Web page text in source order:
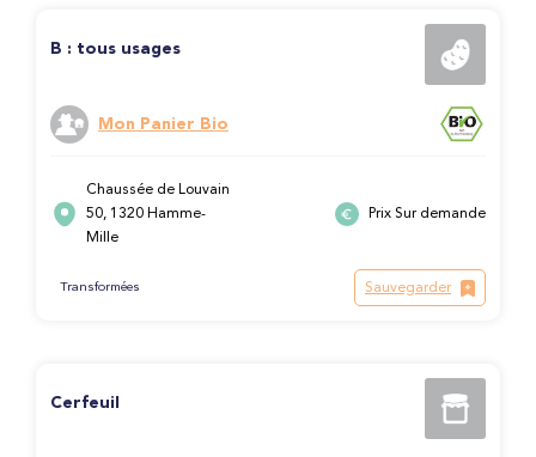
B : tous usages
Mon Panier Bio
Chaussée de Louvain
50, 1320 Hamme-
Mille
Prix Sur demande
Transformées Sauvegarder
Cerfeuil